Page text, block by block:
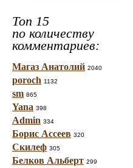
Топ 15
по количеству
комментариев:
Магаз Анатолий 2040
poroch 1132
sm 865
Yana 398
Admin 334
Борис Ассеев 320
Скилеф 305
Белков Альберт 299